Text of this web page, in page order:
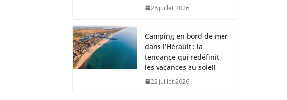
28 juillet 2026
Camping en bord de mer
dans l’Hérault : la
tendance qui redéfinit
les vacances au soleil
22 juillet 2026